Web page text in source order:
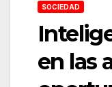
SOCIEDAD
en las